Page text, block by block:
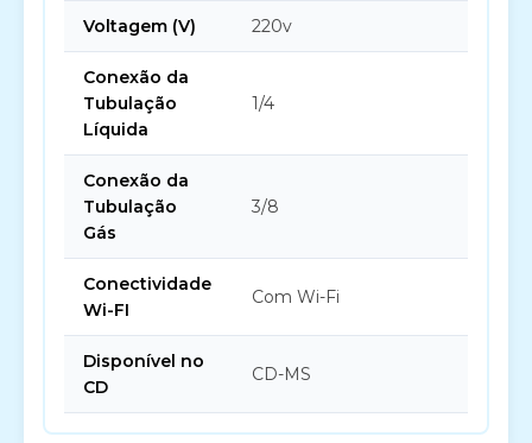
Voltagem (V) 220v
Conexão da
Tubulação
Líquida
1/4
Conexão da
Tubulação
Gás
3/8
Conectividade
Wi-FI
Com Wi-Fi
Disponível no
CD
CD-MS